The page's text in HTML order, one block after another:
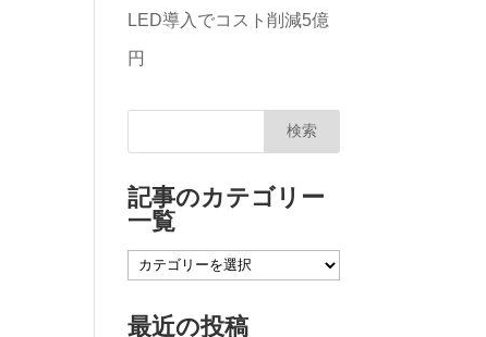
LED導入でコスト削減5億
円
記事のカテゴリー
一覧
記
最近の投稿